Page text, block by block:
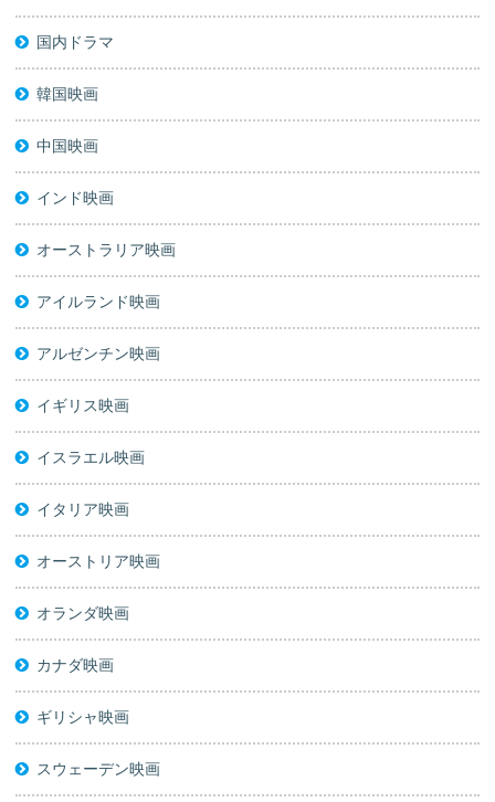
国内ドラマ
韓国映画
中国映画
インド映画
オーストラリア映画
アイルランド映画
アルゼンチン映画
イギリス映画
イスラエル映画
イタリア映画
オーストリア映画
オランダ映画
カナダ映画
ギリシャ映画
スウェーデン映画